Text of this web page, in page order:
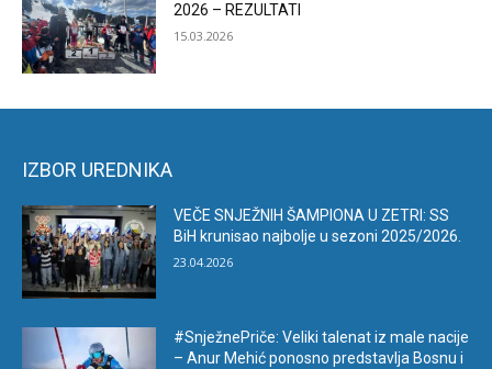
2026 – REZULTATI
15.03.2026
IZBOR UREDNIKA
VEČE SNJEŽNIH ŠAMPIONA U ZETRI: SS
BiH krunisao najbolje u sezoni 2025/2026.
23.04.2026
#SnježnePriče: Veliki talenat iz male nacije
– Anur Mehić ponosno predstavlja Bosnu i